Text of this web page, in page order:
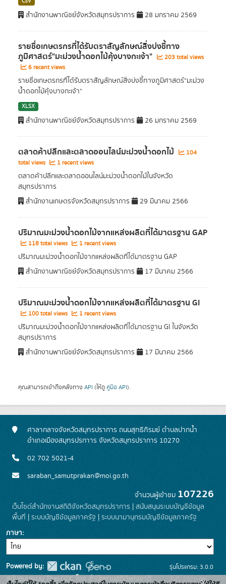
สำนักงานพาณิชย์จังหวัดสมุทรปราการ 28 มกราคม 2569
รายชื่อเกษตรกรที่ได้รับตราสัญลักษณ์สิ่งบ่งชี้ทาง
ภูมิศาสตร์"มะม่วงน้ำดอกไม้คุ้งบางกะเจ้า"
203 total views
6 recent views
รายชื่อเกษตรกรที่ได้รับตราสัญลักษณ์สิ่งบ่งชี้ทางภูมิศาสตร์"มะม่วง
น้ำดอกไม้คุ้งบางกะเจ้า"
XLSX
สำนักงานพาณิชย์จังหวัดสมุทรปราการ 26 มกราคม 2569
ตลาดค้าปลีกและตลาดออนไลน์มะม่วงน้ำดอกไม้
104
total views
1 recent views
ตลาดค้าปลีกและตลาดออนไลน์มะม่วงน้ำดอกไม้ในจังหวัด
สมุทรปราการ
สำนักงานเกษตรจังหวัดสมุทรปราการ
29 มีนาคม 2566
ปริมาณมะม่วงน้ำดอกไม้จากแหล่งผลิตที่ได้มาตรฐาน GAP
118 total views 1 recent views
ปริมาณมะม่วงน้ำดอกไม้จากแหล่งผลิตที่ได้มาตรฐาน GAP
สำนักงานพาณิชย์จังหวัดสมุทรปราการ
17 มีนาคม 2566
ปริมาณมะม่วงน้ำดอกไม้จากแหล่งผลิตที่ได้มาตรฐาน GI
100 total views 1 recent views
ปริมาณมะม่วงน้ำดอกไม้จากแหล่งผลิตที่ได้มาตรฐาน GI ในจังหวัด
สมุทรปราการ
สำนักงานพาณิชย์จังหวัดสมุทรปราการ
17 มีนาคม 2566
คุณสามารถเข้าถึงคลังทาง API (ให้ดู คู่มือ API).
ศาลากลางจังหวัดสมุทรปราการ ถนนสุทธิภิรมย์ ตำบลปากน้ำ
อำเภอเมืองสมุทรปรกาาร จังหวัดสมุทรปราการ 10270
02 702 5021-4
saraban_samutprakan@moi.go.th
จำนวนผู้เข้าชม 107226
เว็บไซต์สำนักงานสถิติจังหวัดสมุทรปราการ | สนับสนุนระบบบัญชีข้อมูล
พื้นที่ | ระบบบัญชีข้อมูลภาครัฐ | ระบบนามานุกรมบัญชีข้อมูลภาครัฐ
ภาษา
Powered by:
สนับสนุนระบบ Thai-GDC โดย สำนักงานสถิติแห่งชาติ
รุ่นโปรแกรม: 3.0.0
วันที่: 2025-06-